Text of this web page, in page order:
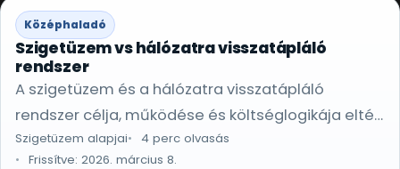
Középhaladó
Szigetüzem vs hálózatra visszatápláló
rendszer
A szigetüzem és a hálózatra visszatápláló
rendszer célja, működése és költséglogikája eltér:
a jó döntés az igényektől függ.
Szigetüzem alapjai
4 perc olvasás
Frissítve: 2026. március 8.